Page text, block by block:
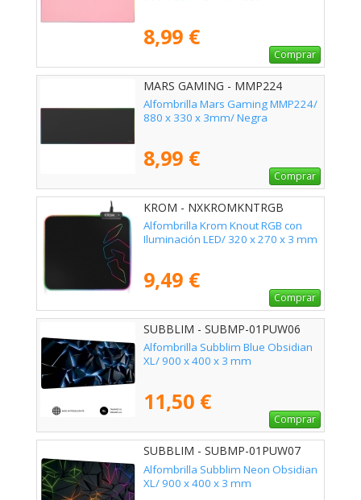
8,99 €
Comprar
MARS GAMING - MMP224
Alfombrilla Mars Gaming MMP224/
880 x 330 x 3mm/ Negra
8,99 €
Comprar
KROM - NXKROMKNTRGB
Alfombrilla Krom Knout RGB con
Iluminación LED/ 320 x 270 x 3 mm
9,49 €
Comprar
SUBBLIM - SUBMP-01PUW06
Alfombrilla Subblim Blue Obsidian
XL/ 900 x 400 x 3 mm
11,50 €
Comprar
SUBBLIM - SUBMP-01PUW07
Alfombrilla Subblim Neon Obsidian
XL/ 900 x 400 x 3 mm